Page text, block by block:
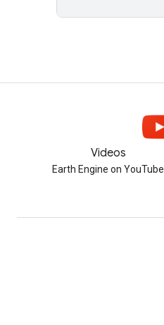
Videos
Earth Engine on YouTube